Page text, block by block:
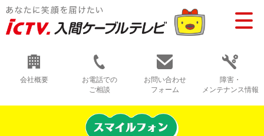
会社概要
お電話での
ご相談
お問い合わせ
フォーム
障害・
メンテナンス情報